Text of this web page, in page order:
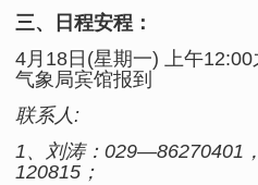
三、日程安程：
4月18日(星期一) 上午
气象局宾馆报到
联系人:
1、刘涛：029—86270401
120815；